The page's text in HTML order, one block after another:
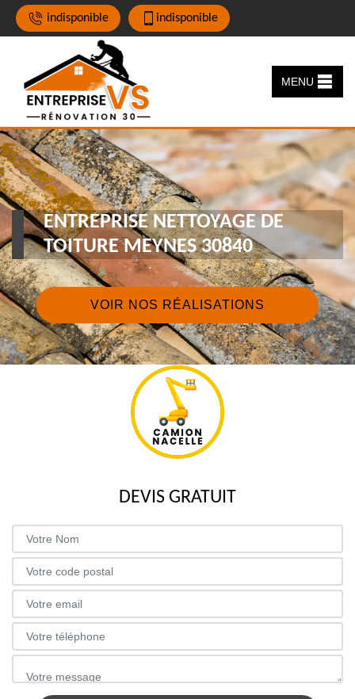
indisponible indisponible
MENU
ENTREPRISE NETTOYAGE DE
TOITURE MEYNES 30840
VOIR NOS RÉALISATIONS
DEVIS GRATUIT